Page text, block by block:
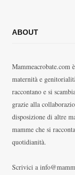
ABOUT
Mammeacrobate.com
maternità e
raccontano e si
grazie alla
disposizione di altre
mamme che si
quotidianità.
Scrivici a